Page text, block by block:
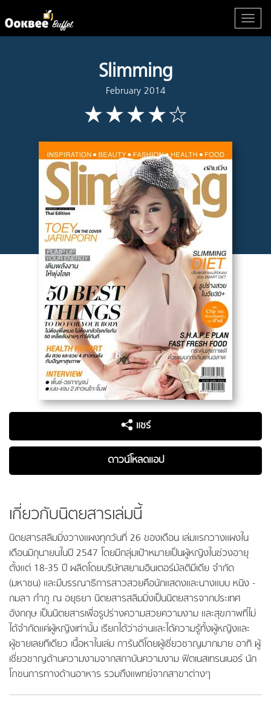
Slimming
February 2014
แชร์
ดาวน์โหลดแอป
เกี่ยวกับนิตยสารเล่มนี้
นิตยสารสลิมมิ่งวางแผงทุกวันที่ 26 ของเดือน เล่มแรกวางแผงใน
เดือนมิถุนายนในปี 2547 โดยมีกลุ่มเป้าหมายเป็นผู้หญิงในช่วงอายุ
ตั้งแต่ 18-35 ปี ผลิตโดยบริษัทสยามอินเตอร์มัลติมีเดีย จำกัด
(มหาชน) และมีบรรณาธิการสาวสวยคือนักแสดงและนางแบบ หนิง -
กมลา กำภู ณ อยุธยา นิตยสารสลิมมิ่งเป็นนิตยสารจากประเทศ
อังกฤษ เป็นนิตยสารเพื่อรูปร่างความสวยความงาม และสุขภาพที่ไม่
ได้จำกัดแค่ผู้หญิงเท่านั้น เรียกได้ว่าอ่านและได้ความรู้ทั้งผู้หญิงและ
ผู้ชายเลยทีเดียว เนื้อหาในเล่ม การันตีโดยผู้เชี่ยวชาญมากมาย อาทิ ผู้
เชี่ยวชาญด้านความงามจากสถาบันความงาม ฟิตเนสเทรนเนอร์ นัก
โภชนการทางด้านอาหาร รวมถึงแพทย์จากสาขาต่างๆ